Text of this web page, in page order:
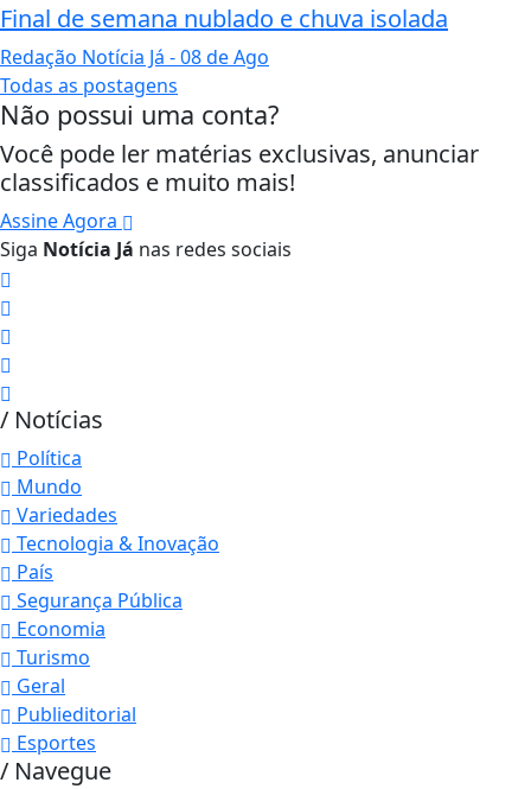
Final de semana nublado e chuva isolada
Redação Notícia Já - 08 de Ago
Todas as postagens
Não possui uma conta?
Você pode ler matérias exclusivas, anunciar
classificados e muito mais!
Assine Agora
Siga Notícia Já nas redes sociais
/ Notícias
Política
Mundo
Variedades
Tecnologia & Inovação
País
Segurança Pública
Economia
Turismo
Geral
Publieditorial
Esportes
/ Navegue